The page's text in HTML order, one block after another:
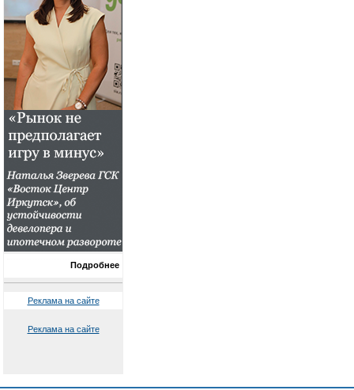
Подробнее
Реклама на сайте
Реклама на сайте